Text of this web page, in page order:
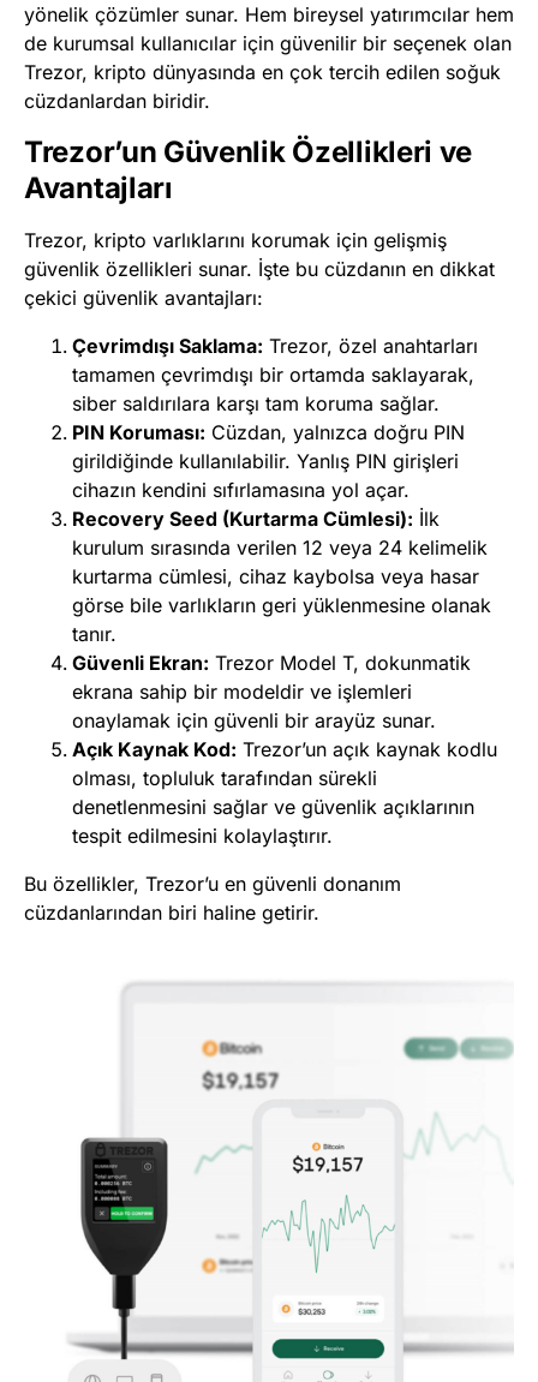
yönelik çözümler sunar. Hem bireysel yatırımcılar hem
de kurumsal kullanıcılar için güvenilir bir seçenek olan
Trezor, kripto dünyasında en çok tercih edilen soğuk
cüzdanlardan biridir.
Trezor’un Güvenlik Özellikleri ve
Avantajları
Trezor, kripto varlıklarını korumak için gelişmiş
güvenlik özellikleri sunar. İşte bu cüzdanın en dikkat
çekici güvenlik avantajları:
Çevrimdışı Saklama: Trezor, özel anahtarları
tamamen çevrimdışı bir ortamda saklayarak,
siber saldırılara karşı tam koruma sağlar.
PIN Koruması: Cüzdan, yalnızca doğru PIN
girildiğinde kullanılabilir. Yanlış PIN girişleri
cihazın kendini sıfırlamasına yol açar.
Recovery Seed (Kurtarma Cümlesi): İlk
kurulum sırasında verilen 12 veya 24 kelimelik
kurtarma cümlesi, cihaz kaybolsa veya hasar
görse bile varlıkların geri yüklenmesine olanak
tanır.
Güvenli Ekran: Trezor Model T, dokunmatik
ekrana sahip bir modeldir ve işlemleri
onaylamak için güvenli bir arayüz sunar.
Açık Kaynak Kod: Trezor’un açık kaynak kodlu
olması, topluluk tarafından sürekli
denetlenmesini sağlar ve güvenlik açıklarının
tespit edilmesini kolaylaştırır.
Bu özellikler, Trezor’u en güvenli donanım
cüzdanlarından biri haline getirir.